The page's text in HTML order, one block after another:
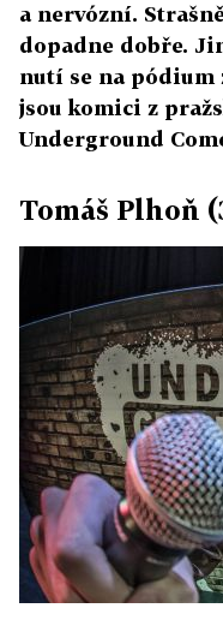
a nervózní.
dopadne dobře.
nutí se na pódium
jsou komici z
Underground
Tomáš Plhoň